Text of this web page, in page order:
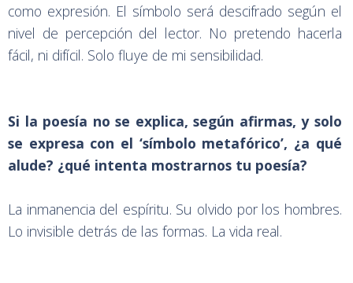
como expresión. El símbolo será descifrado según el
nivel de percepción del lector. No pretendo hacerla
fácil, ni difícil. Solo fluye de mi sensibilidad.
Si la poesía no se explica, según afirmas, y solo
se expresa con el ‘símbolo metafórico’, ¿a qué
alude? ¿qué intenta mostrarnos tu poesía?
La inmanencia del espíritu. Su olvido por los hombres.
Lo invisible detrás de las formas. La vida real.